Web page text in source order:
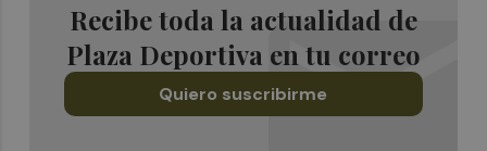
Recibe toda la actualidad de
Plaza Deportiva en tu correo
Quiero suscribirme